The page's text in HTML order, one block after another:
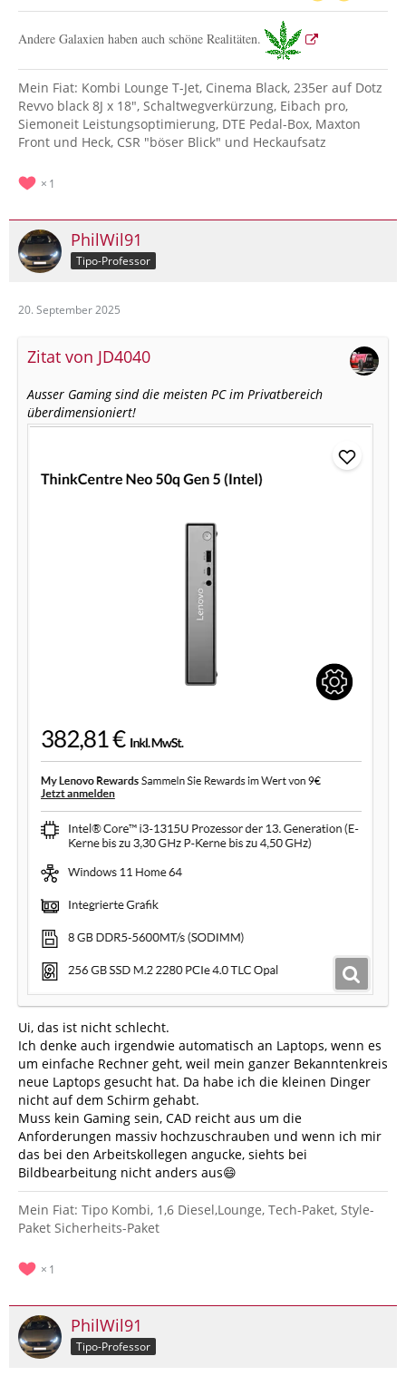
Andere Galaxien haben auch schöne Realitäten.
Mein Fiat: Kombi Lounge T-Jet, Cinema Black, 235er auf Dotz
Revvo black 8J x 18", Schaltwegverkürzung, Eibach pro,
Siemoneit Leistungsoptimierung, DTE Pedal-Box, Maxton
Front und Heck, CSR "böser Blick" und Heckaufsatz
1
PhilWil91
Tipo-Professor
20. September 2025
Zitat von JD4040
Ausser Gaming sind die meisten PC im Privatbereich
überdimensioniert!
Ui, das ist nicht schlecht.
Ich denke auch irgendwie automatisch an Laptops, wenn es
um einfache Rechner geht, weil mein ganzer Bekanntenkreis
neue Laptops gesucht hat. Da habe ich die kleinen Dinger
nicht auf dem Schirm gehabt.
Muss kein Gaming sein, CAD reicht aus um die
Anforderungen massiv hochzuschrauben und wenn ich mir
das bei den Arbeitskollegen angucke, siehts bei
Bildbearbeitung nicht anders aus😄
Mein Fiat: Tipo Kombi, 1,6 Diesel,Lounge, Tech-Paket, Style-
Paket Sicherheits-Paket
1
PhilWil91
Tipo-Professor